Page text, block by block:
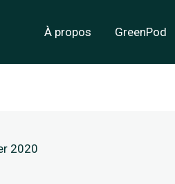
À propos GreenPod
2020